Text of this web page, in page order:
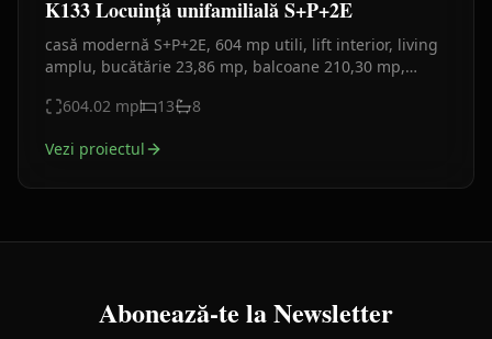
K133 Locuință unifamilială S+P+2E
casă modernă S+P+2E, 604 mp utili, lift interior, living
amplu, bucătărie 23,86 mp, balcoane 210,30 mp,
604.02 mp 13 8
Vezi proiectul
Abonează-te la Newsletter